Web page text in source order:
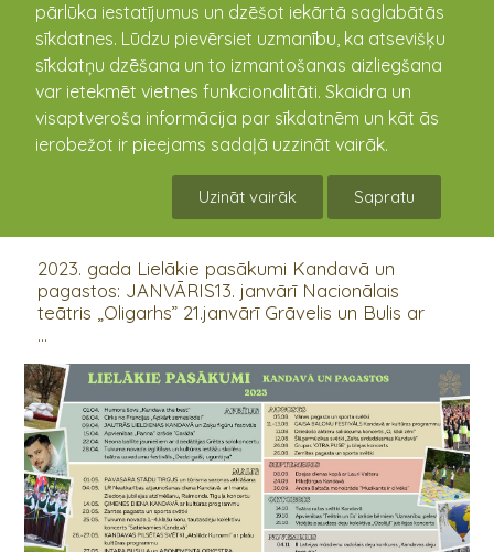
pārlūka iestatījumus un dzēšot iekārtā saglabātās
sīkdatnes. Lūdzu pievērsiet uzmanību, ka atsevišķu
sīkdatņu dzēšana un to izmantošanas aizliegšana
var ietekmēt vietnes funkcionalitāti. Skaidra un
visaptveroša informācija par sīkdatnēm un kāt ās
ierobežot ir pieejams sadaļā uzzināt vairāk.
Uzināt vairāk Sapratu
2023. gada Lielākie pasākumi Kandavā un
2023. gada Lielākie pasākumi Kandavā un
pagastos: JANVĀRIS13. janvārī Nacionālais
teātris „Oligarhs” 21.janvārī Grāvelis un Bulis ar
...